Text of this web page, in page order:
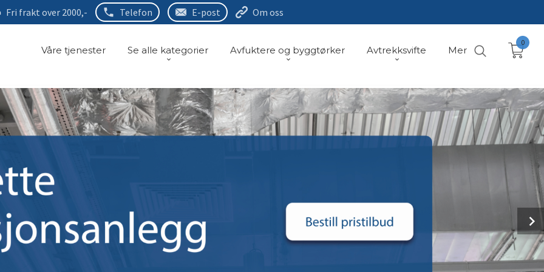
Fri frakt over 2000,- Telefon E-post Om oss
Våre tjenester Se alle kategorier Avfuktere og byggtørker Avtrekksvifte Mer
0